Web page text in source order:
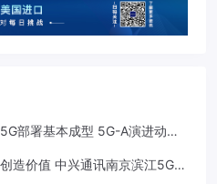
部署基本成型 5G-A演进动能
造价值 中兴通讯南京滨江5G工